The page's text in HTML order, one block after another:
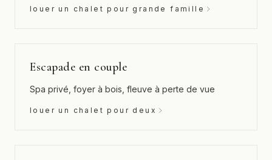
louer un chalet pour grande famille
Escapade en couple
Spa privé, foyer à bois, fleuve à perte de vue
louer un chalet pour deux